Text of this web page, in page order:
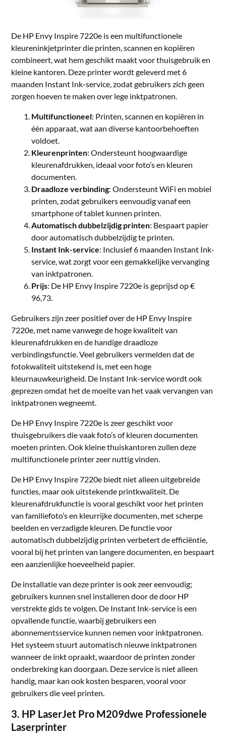
De HP Envy Inspire 7220e is een multifunctionele
kleureninkjetprinter die printen, scannen en kopiëren
combineert, wat hem geschikt maakt voor thuisgebruik en
kleine kantoren. Deze printer wordt geleverd met 6
maanden Instant Ink-service, zodat gebruikers zich geen
zorgen hoeven te maken over lege inktpatronen.
Multifunctioneel: Printen, scannen en kopiëren in
één apparaat, wat aan diverse kantoorbehoeften
voldoet.
Kleurenprinten: Ondersteunt hoogwaardige
kleurenafdrukken, ideaal voor foto’s en kleuren
documenten.
Draadloze verbinding: Ondersteunt WiFi en mobiel
printen, zodat gebruikers eenvoudig vanaf een
smartphone of tablet kunnen printen.
Automatisch dubbelzijdig printen: Bespaart papier
door automatisch dubbelzijdig te printen.
Instant Ink-service: Inclusief 6 maanden Instant Ink-
service, wat zorgt voor een gemakkelijke vervanging
van inktpatronen.
Prijs: De HP Envy Inspire 7220e is geprijsd op €
96,73.
Gebruikers zijn zeer positief over de HP Envy Inspire
7220e, met name vanwege de hoge kwaliteit van
kleurenafdrukken en de handige draadloze
verbindingsfunctie. Veel gebruikers vermelden dat de
fotokwaliteit uitstekend is, met een hoge
kleurnauwkeurigheid. De Instant Ink-service wordt ook
geprezen omdat het de moeite van het vaak vervangen van
inktpatronen wegneemt.
De HP Envy Inspire 7220e is zeer geschikt voor
thuisgebruikers die vaak foto’s of kleuren documenten
moeten printen. Ook kleine thuiskantoren zullen deze
multifunctionele printer zeer nuttig vinden.
De HP Envy Inspire 7220e biedt niet alleen uitgebreide
functies, maar ook uitstekende printkwaliteit. De
kleurenafdrukfunctie is vooral geschikt voor het printen
van familiefoto’s en kleurrijke documenten, met scherpe
beelden en verzadigde kleuren. De functie voor
automatisch dubbelzijdig printen verbetert de efficiëntie,
vooral bij het printen van langere documenten, en bespaart
een aanzienlijke hoeveelheid papier.
De installatie van deze printer is ook zeer eenvoudig;
gebruikers kunnen snel installeren door de door HP
verstrekte gids te volgen. De Instant Ink-service is een
opvallende functie, waarbij gebruikers een
abonnementsservice kunnen nemen voor inktpatronen.
Het systeem stuurt automatisch nieuwe inktpatronen
wanneer de inkt opraakt, waardoor de printen zonder
onderbreking kan doorgaan. Deze service is niet alleen
handig, maar kan ook kosten besparen, vooral voor
gebruikers die veel printen.
3. HP LaserJet Pro M209dwe Professionele
Laserprinter